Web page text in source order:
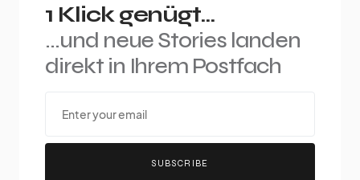
1 Klick genügt...
...und neue Stories landen
direkt in Ihrem Postfach
SUBSCRIBE